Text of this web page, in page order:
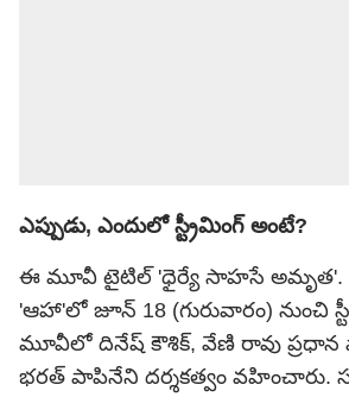
ఎప్పుడు, ఎందులో స్ట్రీమింగ్ అంటే?
ఈ మూవీ టైటిల్ 'ధైర్యే సాహసే అమృత'.
'ఆహా'లో జూన్ 18 (గురువారం) నుంచి
మూవీలో దినేష్ కౌశిక్, వేణి రావు ప్రధాన
భరత్ పాపినేని దర్శకత్వం వహించారు.